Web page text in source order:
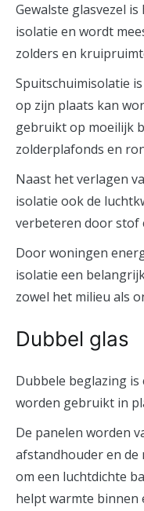
Gewalste glasvezel
isolatie en wordt
zolders en
Spuitschuimisolatie
op zijn plaats kan
gebruikt op moeilijk
zolderplafonds en
Naast het verlagen
isolatie ook de
verbeteren door stof
Door woningen
isolatie een
zowel het milieu als
Dubbel glas
Dubbele beglazing
worden gebruikt in
De panelen worden
afstandhouder en
om een ​​luchtdichte
helpt warmte binnen